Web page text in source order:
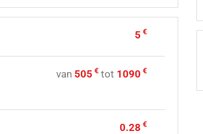
5 €
van 505 € tot 1090 €
0.28 €